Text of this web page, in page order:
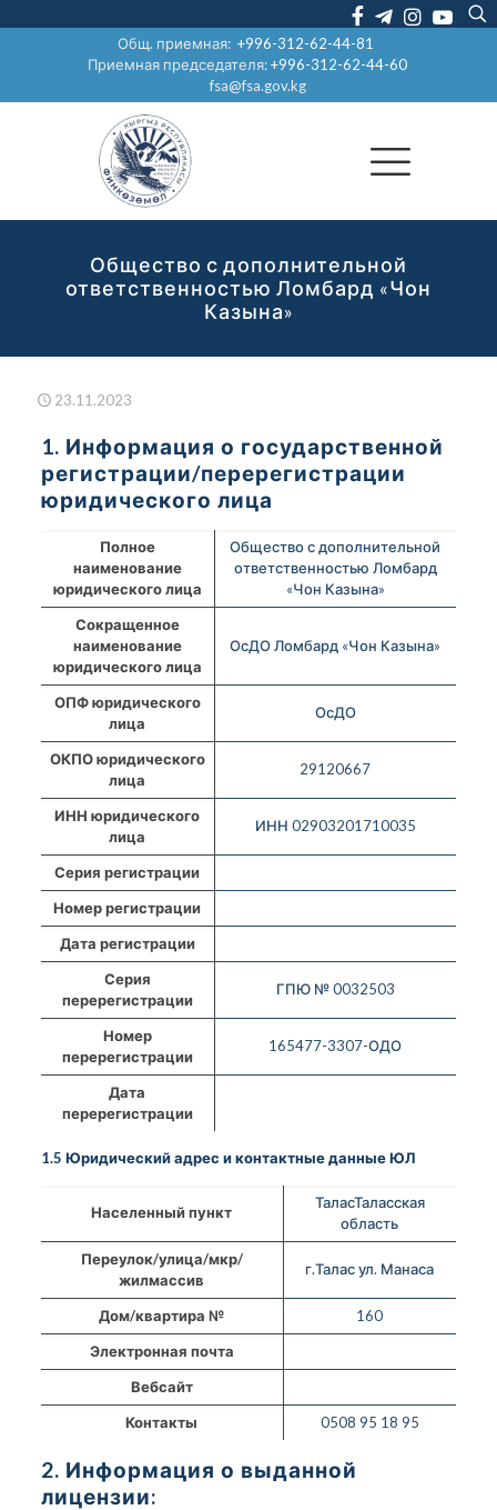
Общ. приемная:+996-312-62-44-81
Приемная председателя:+996-312-62-44-60
fsa@fsa.gov.kg
Общество с дополнительной
ответственностью Ломбард «Чон
Казына»
23.11.2023
1. Информация о государственной
регистрации/перерегистрации
юридического лица
Полное
наименование
юридического лица
Общество с дополнительной
ответственностью Ломбард
«Чон Казына»
Сокращенное
наименование
юридического лица
ОсДО Ломбард «Чон Казына»
ОПФ юридического
лица
ОсДО
ОКПО юридического
лица
29120667
ИНН юридического
лица
ИНН 02903201710035
Серия регистрации
Номер регистрации
Дата регистрации
Серия
перерегистрации
ГПЮ № 0032503
Номер
перерегистрации
165477-3307-ОДО
Дата
перерегистрации
1.5 Юридический адрес и контактные данные ЮЛ
Населенный пункт
ТаласТаласская
область
Переулок/улица/мкр/
жилмассив
г.Талас ул. Манаса
Дом/квартира №
160
Электронная почта
Вебсайт
Контакты
0508 95 18 95
2. Информация о выданной
лицензии: